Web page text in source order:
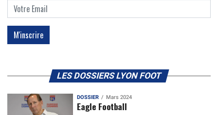
LES DOSSIERS LYON FOOT
DOSSIER Mars 2024
Eagle Football